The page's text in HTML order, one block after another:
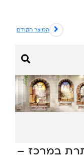
המוצר הקודם
במרכז –